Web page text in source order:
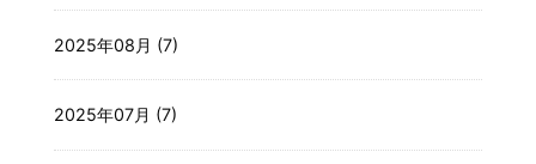
2025年08月 (7)
2025年07月 (7)